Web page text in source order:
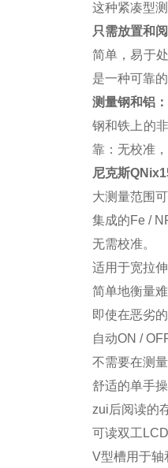
这种紧凑型
只需放置和
简单，易于
是一种可靠
测量钢和铝：
钢和铁上的
靠：无校准
尼克斯
大测量范围
集成的Fe /
无需校准。
适用于宽拉
简单地衡量
即使在恶劣
自动ON /
不需要在测
舒适的单手
zui后阅读的
可读双工
V型槽用于轴